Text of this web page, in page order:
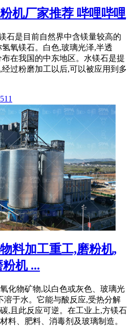
机厂家推荐 哔哩哔哩
石是目前自然界中含镁量较高的
氧镁石。白色,玻璃光泽,半透
在我国的中东地区。水镁石是提
过粉磨加工以后,可以被应用到多
料加工重工,磨粉机,
机 ...
化物矿物,以白色或灰色、玻璃光
溶于水。它能与酸反应,受热分解
,且此反应可逆。在工业上,方镁石
料、肥料、消毒剂及玻璃制造。